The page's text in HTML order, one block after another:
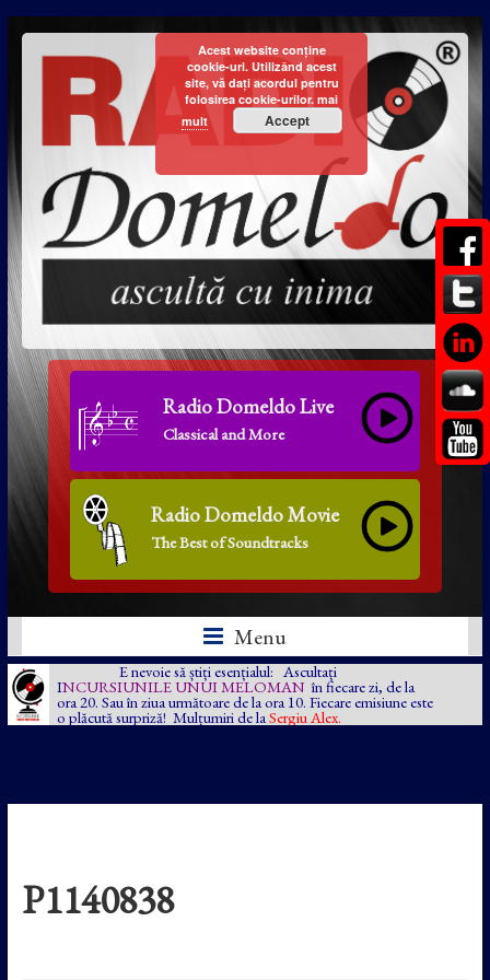
Radio Domeldo Live
Classical and More
Radio Domeldo Movie
The Best of Soundtracks
Menu
E nevoie să știți esențialul: Ascultați
INCURSIUNILE UNUI MELOMAN în fiecare zi, de la
ora 20. Sau în ziua următoare de la ora 10. Fiecare emisiune este
o plăcută surpriză! Mulțumiri de la Sergiu Alex.
P1140838
Acest website conține
cookie-uri. Utilizând acest
site, vă dați acordul pentru
folosirea cookie-urilor. mai
mult
Accept